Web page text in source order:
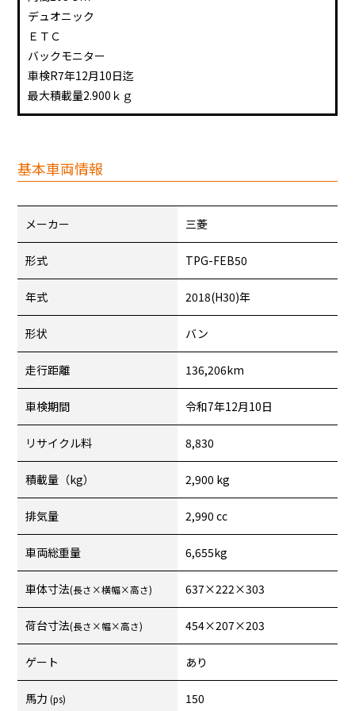
デュオニック
ＥＴＣ
バックモニター
車検R7年12月10日迄
最大積載量2.900ｋｇ
基本車両情報
メーカー 三菱
形式 TPG-FEB50
年式 2018(H30)年
形状 バン
走行距離 136,206km
車検期間 令和7年12月10日
リサイクル料 8,830
積載量（kg） 2,900 kg
排気量 2,990 cc
車両総重量 6,655kg
車体寸法(長さ×横幅×高さ) 637×222×303
荷台寸法(長さ×幅×高さ) 454×207×203
ゲート あり
馬力 (ps) 150